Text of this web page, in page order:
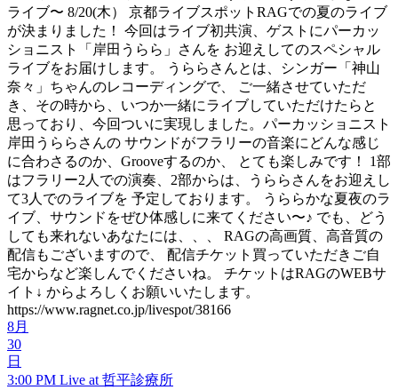
ライブ〜 8/20(木） 京都ライブスポットRAGでの夏のライブ
が決まりました！ 今回はライブ初共演、ゲストにパーカッ
ショニスト「岸田うらら」さんを お迎えしてのスペシャル
ライブをお届けします。 うららさんとは、シンガー「神山
奈々」ちゃんのレコーディングで、 ご一緒させていただ
き、その時から、いつか一緒にライブしていただけたらと
思っており、今回ついに実現しました。パーカッショニスト
岸田うららさんの サウンドがフラリーの音楽にどんな感じ
に合わさるのか、Grooveするのか、 とても楽しみです！ 1部
はフラリー2人での演奏、2部からは、うららさんをお迎えし
て3人でのライブを 予定しております。 うららかな夏夜のラ
イブ、サウンドをぜひ体感しに来てください〜♪ でも、どう
しても来れないあなたには、、、 RAGの高画質、高音質の
配信もございますので、 配信チケット買っていただきご自
宅からなど楽しんでくださいね。 チケットはRAGのWEBサ
イト↓ からよろしくお願いいたします。
https://www.ragnet.co.jp/livespot/38166
8月
30
日
3:00 PM Live at 哲平診療所